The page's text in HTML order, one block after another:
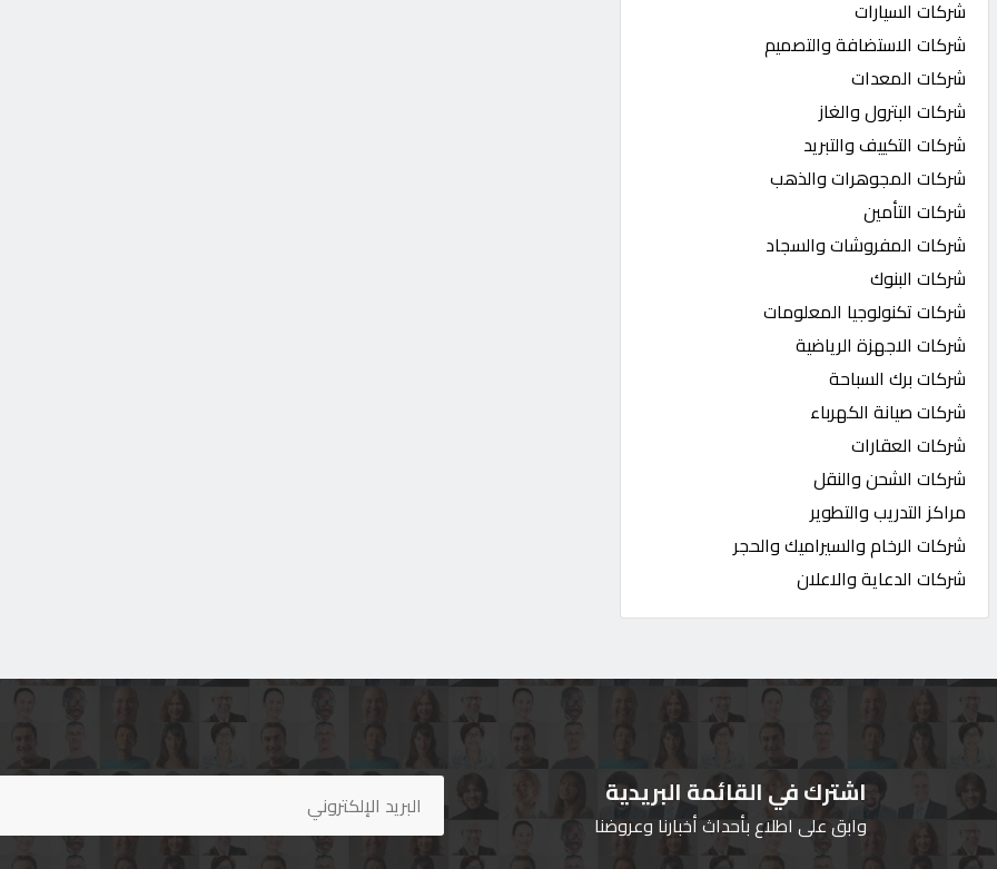
شركات السيارات
شركات الاستضافة والتصميم
شركات المعدات
شركات البترول والغاز
شركات التكييف والتبريد
شركات المجوهرات والذهب
شركات التأمين
شركات المفروشات والسجاد
شركات البنوك
شركات تكنولوجيا المعلومات
شركات الاجهزة الرياضية
شركات برك السباحة
شركات صيانة الكهرباء
شركات العقارات
شركات الشحن والنقل
مراكز التدريب والتطوير
شركات الرخام والسيراميك والحجر
شركات الدعاية والاعلان
اشترك في القائمة البريدية
وابق على اطلاع بأحداث أخبارنا وعروضنا